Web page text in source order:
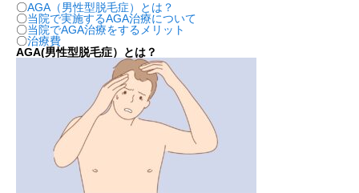
〇AGA（男性型脱毛症）とは？
〇当院で実施するAGA治療について
〇当院でAGA治療をするメリット
〇治療費
AGA(男性型脱毛症）とは？
施設・設備のご案内
初診・再診について
ブログ・コラム